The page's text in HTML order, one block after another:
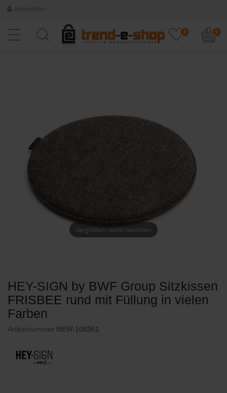
0 0
Vergrößern durch berühren
HEY-SIGN by BWF Group Sitzkissen
FRISBEE rund mit Füllung in vielen
Farben
Artikelnummer NEW-108361